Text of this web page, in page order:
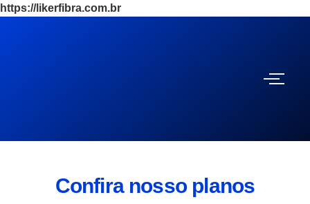
https://likerfibra.com.br
Confira nosso planos